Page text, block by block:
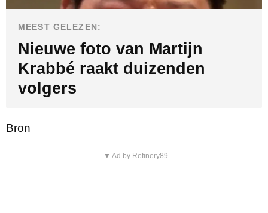
MEEST GELEZEN:
Nieuwe foto van Martijn
Krabbé raakt duizenden
volgers
Bron
▼ Ad by Refinery89